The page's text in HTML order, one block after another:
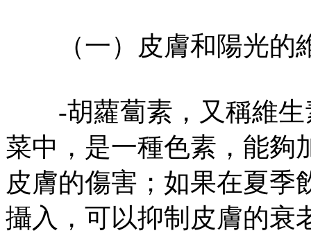
（一）皮膚和陽光的
-胡蘿蔔素，又稱維生
菜中，是一種色素，能夠
皮膚的傷害；如果在夏季
攝入，可以抑制皮膚的衰